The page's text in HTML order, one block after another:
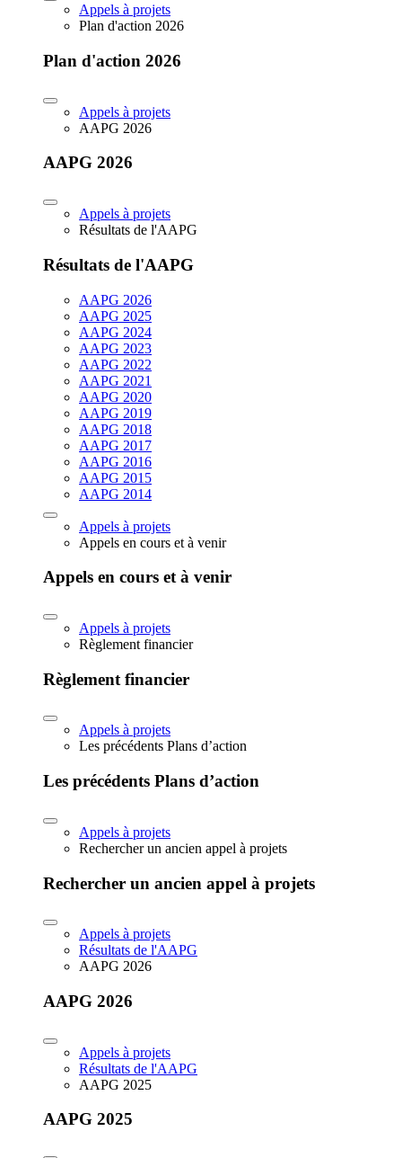
Appels à projets
Plan d'action 2026
Plan d'action 2026
Appels à projets
AAPG 2026
AAPG 2026
Appels à projets
Résultats de l'AAPG
Résultats de l'AAPG
AAPG 2026
AAPG 2025
AAPG 2024
AAPG 2023
AAPG 2022
AAPG 2021
AAPG 2020
AAPG 2019
AAPG 2018
AAPG 2017
AAPG 2016
AAPG 2015
AAPG 2014
Appels à projets
Appels en cours et à venir
Appels en cours et à venir
Appels à projets
Règlement financier
Règlement financier
Appels à projets
Les précédents Plans d’action
Les précédents Plans d’action
Appels à projets
Rechercher un ancien appel à projets
Rechercher un ancien appel à projets
Appels à projets
Résultats de l'AAPG
AAPG 2026
AAPG 2026
Appels à projets
Résultats de l'AAPG
AAPG 2025
AAPG 2025